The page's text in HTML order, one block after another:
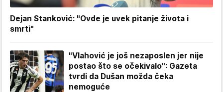
Dejan Stanković: "Ovde je uvek pitanje života i
smrti"
"Vlahović je još nezaposlen jer nije
postao što se očekivalo": Gazeta
tvrdi da Dušan možda čeka
nemoguće